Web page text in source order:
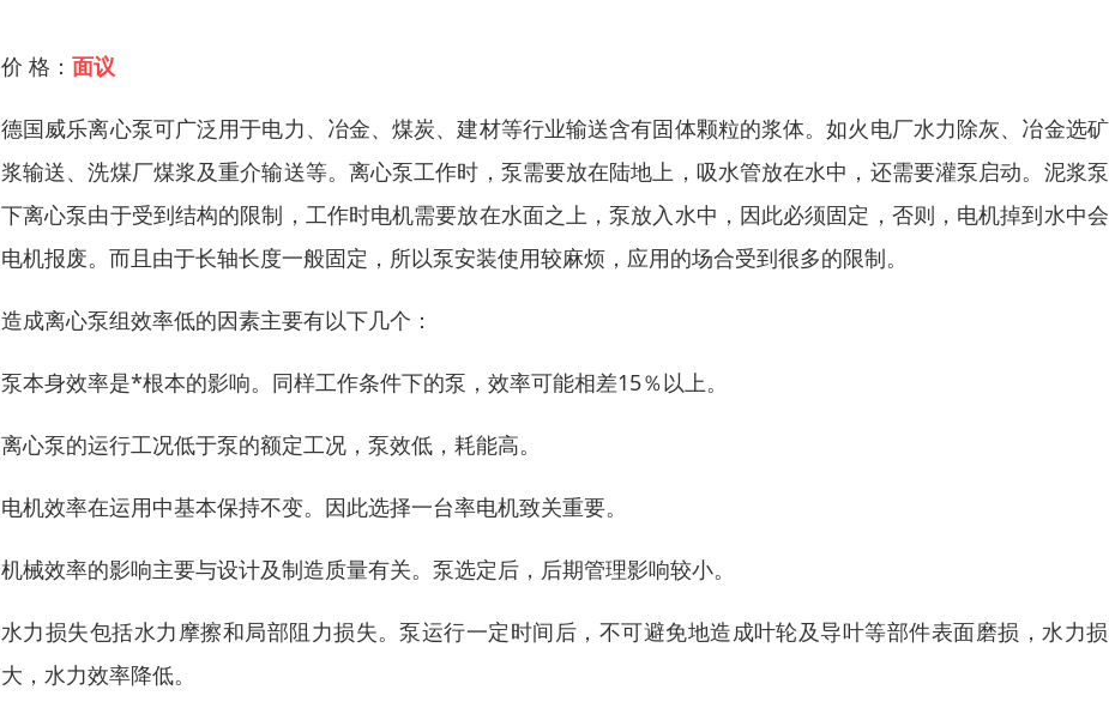
价 格： 面议
德国威乐离心泵可广泛用于电力、冶金、煤炭、建材等行业输送含有固体颗粒的浆体。如火电厂水力除灰、冶金选
浆输送、洗煤厂煤浆及重介输送等。离心泵工作时，泵需要放在陆地上，吸水管放在水中，还需要灌泵启动。泥浆
下离心泵由于受到结构的限制，工作时电机需要放在水面之上，泵放入水中，因此必须固定，否则，电机掉到水中
电机报废。而且由于长轴长度一般固定，所以泵安装使用较麻烦，应用的场合受到很多的限制。
造成离心泵组效率低的因素主要有以下几个：
泵本身效率是*根本的影响。同样工作条件下的泵，效率可能相差15％以上。
离心泵的运行工况低于泵的额定工况，泵效低，耗能高。
电机效率在运用中基本保持不变。因此选择一台率电机致关重要。
机械效率的影响主要与设计及制造质量有关。泵选定后，后期管理影响较小。
水力损失包括水力摩擦和局部阻力损失。泵运行一定时间后，不可避免地造成叶轮及导叶等部件表面磨损，水力
大，水力效率降低。